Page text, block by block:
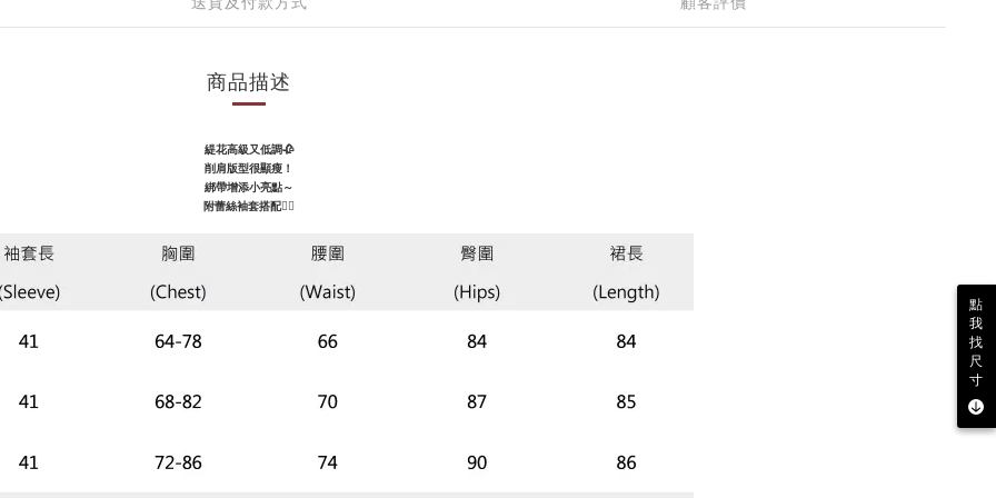
商品描述
緹花高級又低調🥀
削肩版型很顯瘦！
綁帶增添小亮點～
附蕾絲袖套搭配👌🏻
點
我
找
尺
寸